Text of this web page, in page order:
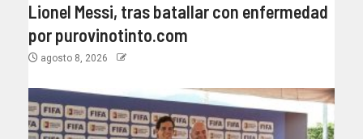
Lionel Messi, tras batallar con enfermedad
por purovinotinto.com
agosto 8, 2026